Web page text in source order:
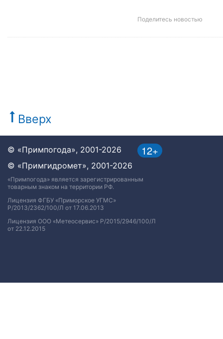
Поделитесь новостью
Вверх
12+
© «Примпогода», 2001-2026
© «Примгидромет», 2001-2026
«Примпогода» является зарегистрированным
товарным знаком на территории РФ.
Лицензия ФГБУ «Приморское УГМС»
Р/2013/2362/100/Л от 17.06.2013
Лицензия ООО «Метеосервис» Р/2015/2946/100/Л
от 22.12.2015